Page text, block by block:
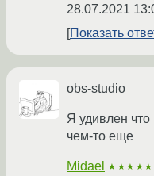
28.07.2021
Показать
obs-studio
Я удивлен что
чем-то еще
Midael ★★★★★